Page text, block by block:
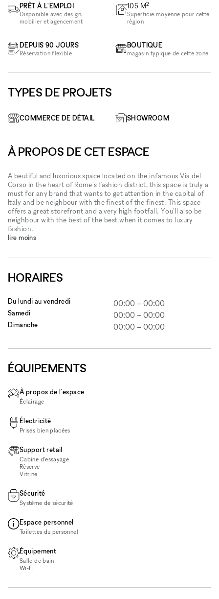
PRÊT À L'EMPLOI
Disponible avec design,
mobilier et agencement
DEPUIS 90 JOURS
Réservation flexible
105 M2
Superficie moyenne pour cette
région
BOUTIQUE
magasin typique de cette zone
TYPES DE PROJETS
COMMERCE DE DÉTAIL SHOWROOM
À PROPOS DE CET ESPACE
A beutiful and luxorious space located on the infamous Via del
Corso in the heart of Rome's fashion district​​​,​​​ this space is truly a
must for any brand that wants to get attention in the capital of
Italy and be neighbour with the finest of the finest. This space
offers a great storefront and a very high footfall. You'll also be
neighbour with the best of the best when it comes to luxury
fashion.
lire moins
HORAIRES
Du lundi au vendredi 00:00 – 00:00
Samedi 00:00 – 00:00
Dimanche 00:00 – 00:00
ÉQUIPEMENTS
À propos de l'espace
Éclairage
Électricité
Prises bien placées
Support retail
Cabine d'essayage
Réserve
Vitrine
Sécurité
Système de sécurité
Espace personnel
Toilettes du personnel
Équipement
Salle de bain
Wi‑Fi